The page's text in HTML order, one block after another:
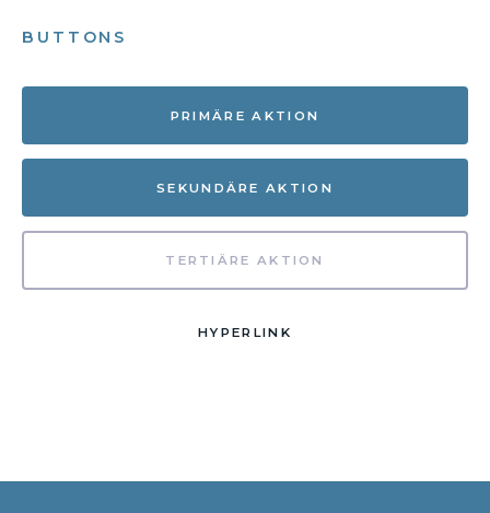
BUTTONS
PRIMÄRE AKTION
SEKUNDÄRE AKTION
TERTIÄRE AKTION
HYPERLINK